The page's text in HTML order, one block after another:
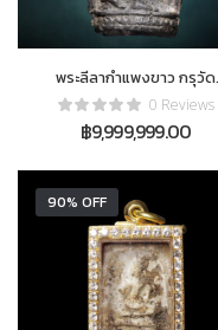
พระลีลากำแพงขาว กรุวัด
มหาธาตุ พิมพ์ใหญ่ ติดที่1 งาน
สมาคม 3โลห์ ประเภทเนื้อชิน
0 Reviews
฿9,999,999.00
90% OFF